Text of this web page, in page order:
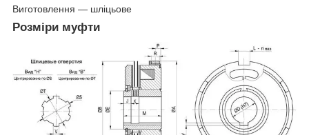
Виготовлення — шліцьове
Розміри муфти